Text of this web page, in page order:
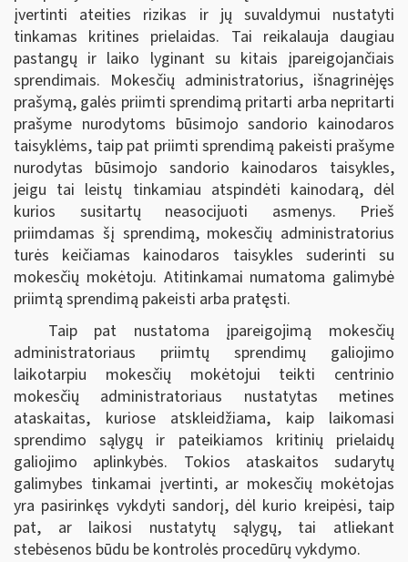
įvertinti ateities rizikas ir jų suvaldymui nustatyti
tinkamas kritines prielaidas. Tai reikalauja daugiau
pastangų ir laiko lyginant su kitais įpareigojančiais
sprendimais. Mokesčių administratorius, išnagrinėjęs
prašymą, galės priimti sprendimą pritarti arba nepritarti
prašyme nurodytoms būsimojo sandorio kainodaros
taisyklėms, taip pat priimti sprendimą pakeisti prašyme
nurodytas būsimojo sandorio kainodaros taisykles,
jeigu tai leistų tinkamiau atspindėti kainodarą, dėl
kurios susitartų neasocijuoti asmenys. Prieš
priimdamas šį sprendimą, mokesčių administratorius
turės keičiamas kainodaros taisykles suderinti su
mokesčių mokėtoju. Atitinkamai numatoma galimybė
priimtą sprendimą pakeisti arba pratęsti.
Taip pat nustatoma įpareigojimą mokesčių
administratoriaus priimtų sprendimų galiojimo
laikotarpiu mokesčių mokėtojui teikti centrinio
mokesčių administratoriaus nustatytas metines
ataskaitas, kuriose atskleidžiama, kaip laikomasi
sprendimo sąlygų ir pateikiamos kritinių prielaidų
galiojimo aplinkybės. Tokios ataskaitos sudarytų
galimybes tinkamai įvertinti, ar mokesčių mokėtojas
yra pasirinkęs vykdyti sandorį, dėl kurio kreipėsi, taip
pat, ar laikosi nustatytų sąlygų, tai atliekant
stebėsenos būdu be kontrolės procedūrų vykdymo.